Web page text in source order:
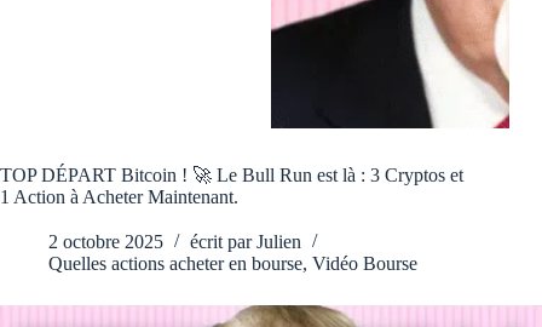
TOP DÉPART Bitcoin ! 🚀 Le Bull Run est là : 3 Cryptos et
1 Action à Acheter Maintenant.
2 octobre 2025 écrit par Julien
Quelles actions acheter en bourse, Vidéo Bourse